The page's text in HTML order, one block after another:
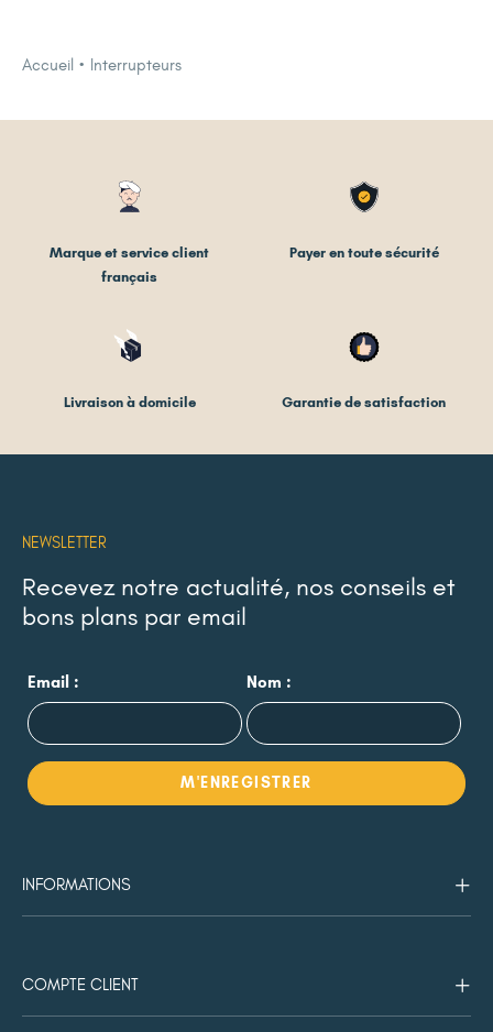
Accueil Interrupteurs
Marque et service client
français
Payer en toute sécurité
Livraison à domicile Garantie de satisfaction
NEWSLETTER
Recevez notre actualité, nos conseils et
bons plans par email
Email : Nom :
INFORMATIONS
COMPTE CLIENT